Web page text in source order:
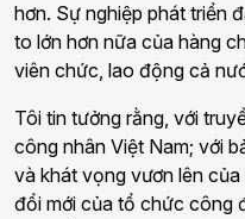
hơn. Sự nghiệp phát triển
to lớn hơn nữa của hàng
viên chức, lao động cả
Tôi tin tưởng rằng, với
công nhân Việt Nam; với
và khát vọng vươn lên
đổi mới của tổ chức công